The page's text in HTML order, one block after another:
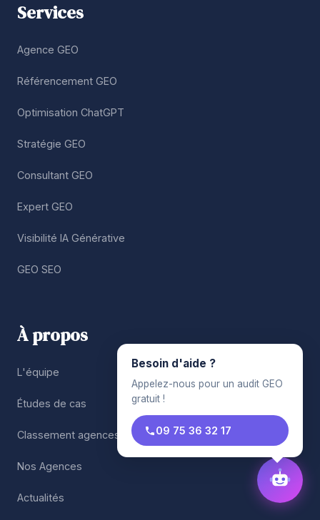
Services
Agence GEO
Référencement GEO
Optimisation ChatGPT
Stratégie GEO
Consultant GEO
Expert GEO
Visibilité IA Générative
GEO SEO
À propos
L'équipe
Études de cas
Classement agences SEO
Nos Agences
Actualités
Besoin d'aide ?
Appelez-nous pour un audit GEO
gratuit !
09 75 36 32 17